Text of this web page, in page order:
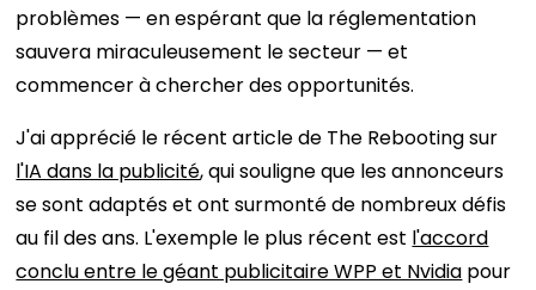
problèmes — en espérant que la réglementation
sauvera miraculeusement le secteur — et
commencer à chercher des opportunités.
J'ai apprécié le récent article de The Rebooting sur
l'IA dans la publicité, qui souligne que les annonceurs
se sont adaptés et ont surmonté de nombreux défis
au fil des ans. L'exemple le plus récent est l'accord
conclu entre le géant publicitaire WPP et Nvidia pour